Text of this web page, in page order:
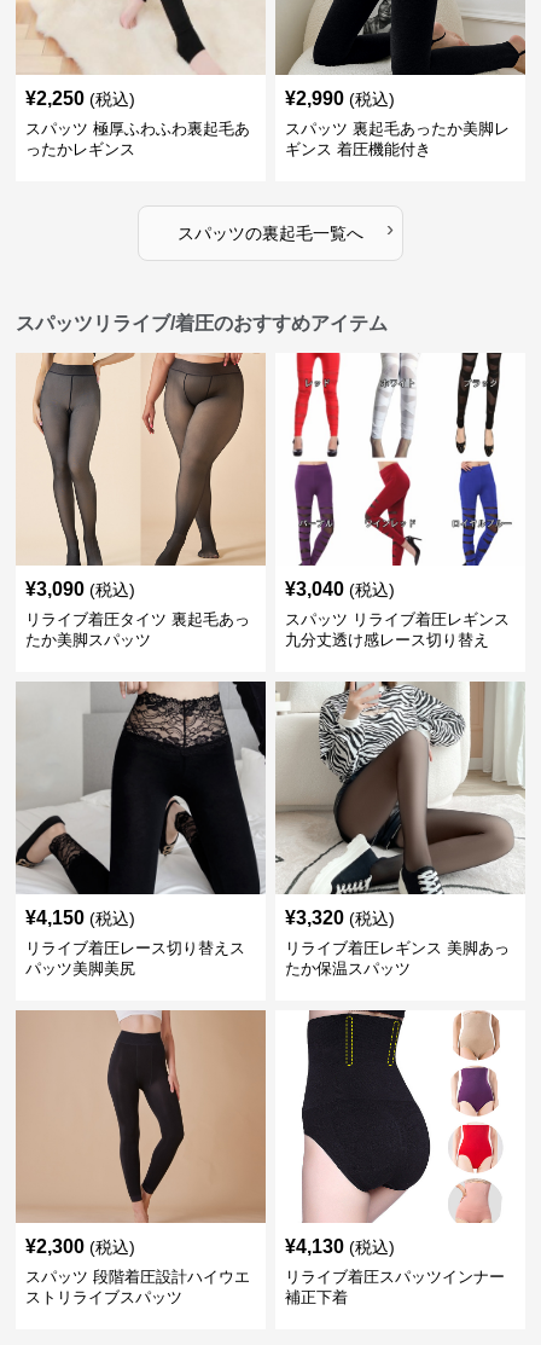
¥2,250 (税込)
スパッツ 極厚ふわふわ裏起毛あ
ったかレギンス
¥2,990 (税込)
スパッツ 裏起毛あったか美脚レ
ギンス 着圧機能付き
スパッツの裏起毛一覧へ ›
スパッツリライブ/着圧のおすすめアイテム
¥3,090 (税込)
リライブ着圧タイツ 裏起毛あっ
たか美脚スパッツ
¥3,040 (税込)
スパッツ リライブ着圧レギンス
九分丈透け感レース切り替え
¥4,150 (税込)
リライブ着圧レース切り替えス
パッツ美脚美尻
¥3,320 (税込)
リライブ着圧レギンス 美脚あっ
たか保温スパッツ
¥2,300 (税込)
スパッツ 段階着圧設計ハイウエ
ストリライブスパッツ
¥4,130 (税込)
リライブ着圧スパッツインナー
補正下着